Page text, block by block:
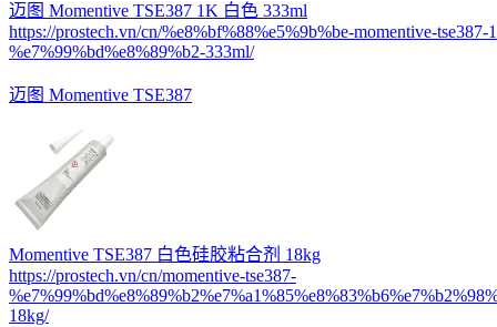
迈图 Momentive TSE387 1K 白色 333ml
https://prostech.vn/cn/%e8%bf%88%e5%9b%be-momentive-tse387-
%e7%99%bd%e8%89%b2-333ml/
迈图 Momentive TSE387
Momentive TSE387 白色硅胶粘合剂 18kg
https://prostech.vn/cn/momentive-tse387-
18kg/